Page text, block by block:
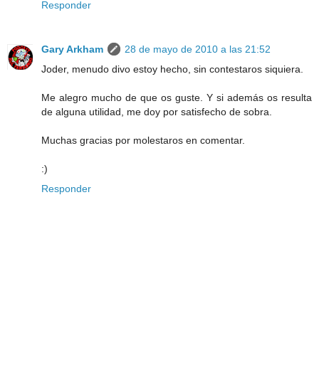
Responder
Gary Arkham
28 de mayo de 2010 a las 21:52
Joder, menudo divo estoy hecho, sin contestaros siquiera.
Me alegro mucho de que os guste. Y si además os resulta
de alguna utilidad, me doy por satisfecho de sobra.
Muchas gracias por molestaros en comentar.
:)
Responder